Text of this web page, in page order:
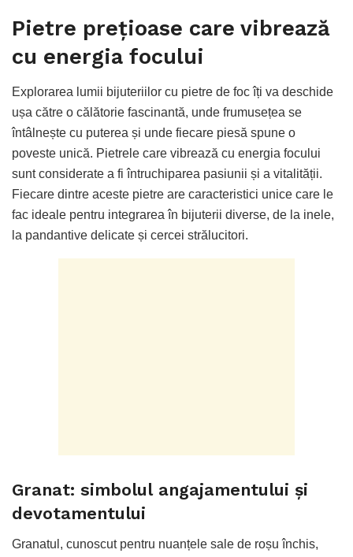
Pietre prețioase care vibrează
cu energia focului
Explorarea lumii bijuteriilor cu pietre de foc îți va deschide
ușa către o călătorie fascinantă, unde frumusețea se
întâlnește cu puterea și unde fiecare piesă spune o
poveste unică. Pietrele care vibrează cu energia focului
sunt considerate a fi întruchiparea pasiunii și a vitalității.
Fiecare dintre aceste pietre are caracteristici unice care le
fac ideale pentru integrarea în bijuterii diverse, de la inele,
la pandantive delicate și cercei strălucitori.
Granat: simbolul angajamentului și
devotamentului
Granatul, cunoscut pentru nuanțele sale de roșu închis,